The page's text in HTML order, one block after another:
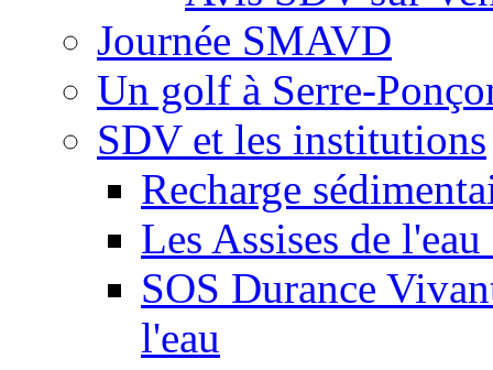
Journée SMAVD
Un golf à Serre-
SDV et les institutions
Recharge
Les Assises de
SOS Durance
l'eau